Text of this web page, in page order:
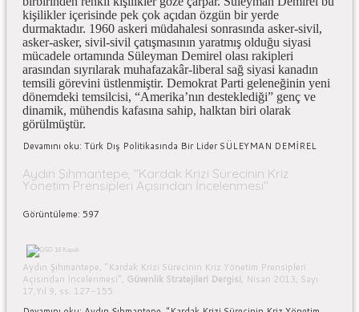
kişilikler içerisinde pek çok açıdan özgün bir yerde
durmaktadır. 1960 askeri müdahalesi sonrasında asker-sivil,
asker-asker, sivil-sivil çatışmasının yaratmış olduğu siyasi
mücadele ortamında Süleyman Demirel olası rakipleri
arasından sıyrılarak muhafazakâr-liberal sağ siyasi kanadın
temsili görevini üstlenmiştir. Demokrat Parti geleneğinin yeni
dönemdeki temsilcisi, “Amerika’nın desteklediği” genç ve
dinamik, mühendis kafasına sahip, halktan biri olarak
görülmüştür.
Devamını oku: Türk Dış Politikasında Bir Lider SÜLEYMAN DEMİREL
Aydın Şıhmantepe, "Kardak Krizi Sürecinin Kriz
Yönetim Prensipleri Açısından İncelenmesi"
Görüntüleme: 597
Aydın Şıhmantepe, "Kardak Krizi Sürecinin Kriz Yönetim Prensipleri
Açısından İncelenmesi", Güvenlik Stratejileri Dergisi, Nisan 2013, Sayı
17,Yıl 9, ss. 127-155.